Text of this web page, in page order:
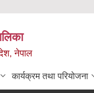
नेपाल
कार्यक्रम तथा परियोजना